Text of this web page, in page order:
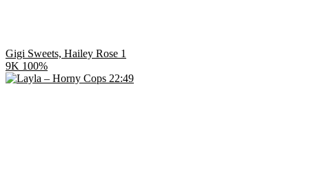
Gigi Sweets, Hailey Rose 1
9K 100%
22:49